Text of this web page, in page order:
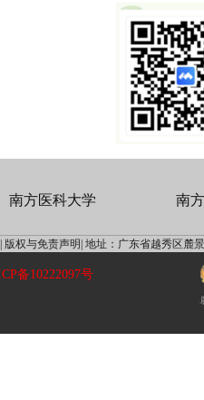
南方医科大学 南
版权与免责声明| 地址：广东省越秀区麓
备10222097号